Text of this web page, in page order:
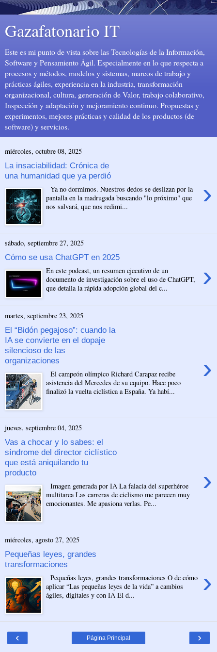
Gazafatonario IT
Este es mi punto de vista sobre las Tecnologías de la Información,
Software y Pensamiento Ágil. Especialmente en lo que respecta a
procesos y métodos, modelos y sistemas, marcos de trabajo y
prácticas ágiles, experiencia en la industria, transformación
organizacional, cultura, generación de Valor, trabajo colaborativo,
Inspección y adaptación y mejoramiento continuo. Propuestas y
experimentos, mejores prácticas y calidad de los productos (de
software) y servicios.
miércoles, octubre 08, 2025
La insaciabilidad: Crónica de
una humanidad que ya perdió
›
Ya no dormimos. Nuestros dedos se deslizan por la
pantalla en la madrugada buscando "lo próximo" que
nos salvará, que nos redimi...
sábado, septiembre 27, 2025
Cómo se usa ChatGPT en 2025
›
En este podcast, un resumen ejecutivo de un
documento de investigación sobre el uso de ChatGPT,
que detalla la rápida adopción global del c...
martes, septiembre 23, 2025
El “Bidón pegajoso”: cuando la
IA se convierte en el dopaje
silencioso de las
organizaciones
›
El campeón olímpico Richard Carapaz recibe
asistencia del Mercedes de su equipo. Hace poco
finalizó la vuelta ciclística a España. Ya habí...
jueves, septiembre 04, 2025
Vas a chocar y lo sabes: el
síndrome del director ciclístico
que está aniquilando tu
producto
›
Imagen generada por IA La falacia del superhéroe
multitarea Las carreras de ciclismo me parecen muy
emocionantes. Me apasiona verlas. Pe...
miércoles, agosto 27, 2025
Pequeñas leyes, grandes
transformaciones
›
Pequeñas leyes, grandes transformaciones O de cómo
aplicar “Las pequeñas leyes de la vida” a cambios
ágiles, digitales y con IA El d...
‹ ›
Página Principal